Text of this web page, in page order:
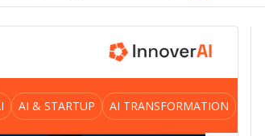
AI & STARTUP AI TRANSFORMATION